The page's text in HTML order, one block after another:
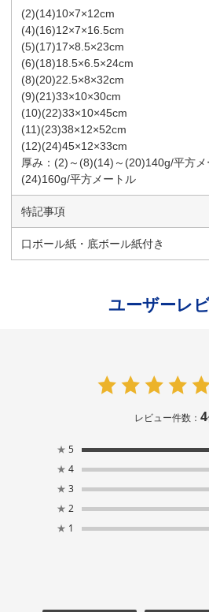
(2)(14)10×7×12cm
(4)(16)12×7×16.5cm
(5)(17)17×8.5×23cm
(6)(18)18.5×6.5×24cm
(8)(20)22.5×8×32cm
(9)(21)33×10×30cm
(10)(22)33×10×45cm
(11)(23)38×12×52cm
(12)(24)45×12×33cm
厚み：(2)～(8)(14)～(20)140g/平方
(24)160g/平方メートル
特記事項
口ボール紙・底ボール紙付き
ユーザーレ
レビュー件数：4
★ 5
★ 4
★ 3
★ 2
★ 1